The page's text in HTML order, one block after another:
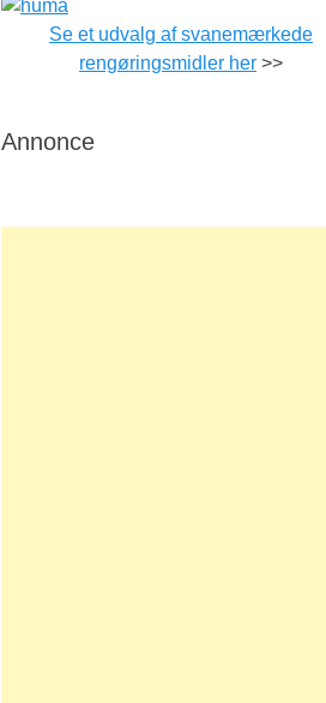
Se et udvalg af svanemærkede
rengøringsmidler her >>
Annonce